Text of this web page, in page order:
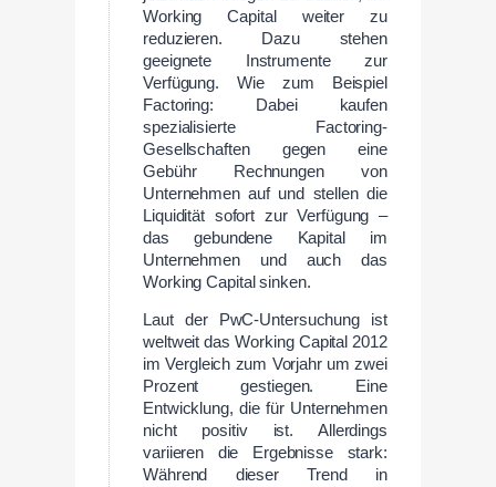
Working Capital weiter zu
reduzieren. Dazu stehen
geeignete Instrumente zur
Verfügung. Wie zum Beispiel
Factoring: Dabei kaufen
spezialisierte Factoring-
Gesellschaften gegen eine
Gebühr Rechnungen von
Unternehmen auf und stellen die
Liquidität sofort zur Verfügung –
das gebundene Kapital im
Unternehmen und auch das
Working Capital sinken.
Laut der PwC-Untersuchung ist
weltweit das Working Capital 2012
im Vergleich zum Vorjahr um zwei
Prozent gestiegen. Eine
Entwicklung, die für Unternehmen
nicht positiv ist. Allerdings
variieren die Ergebnisse stark:
Während dieser Trend in